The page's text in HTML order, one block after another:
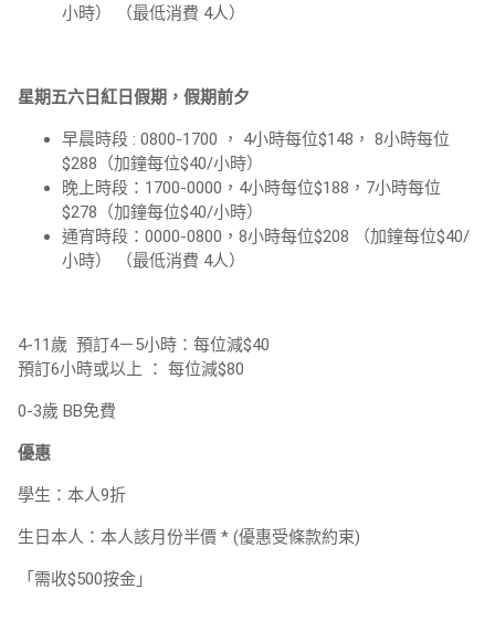
小時） （最低消費 4人）
星期五六日紅日假期，假期前夕
早晨時段 : 0800-1700 ， 4小時每位$148， 8小時每位
$288（加鐘每位$40/小時）
晚上時段：1700-0000，4小時每位$188，7小時每位
$278（加鐘每位$40/小時）
通宵時段：0000-0800，8小時每位$208 （加鐘每位$40/
小時） （最低消費 4人）
4-11歲 預訂4－5小時：每位減$40
預訂6小時或以上 ： 每位減$80
0-3歲 BB免費
優惠
學生：本人9折
生日本人：本人該月份半價 * (優惠受條款約束)
「需收$500按金」